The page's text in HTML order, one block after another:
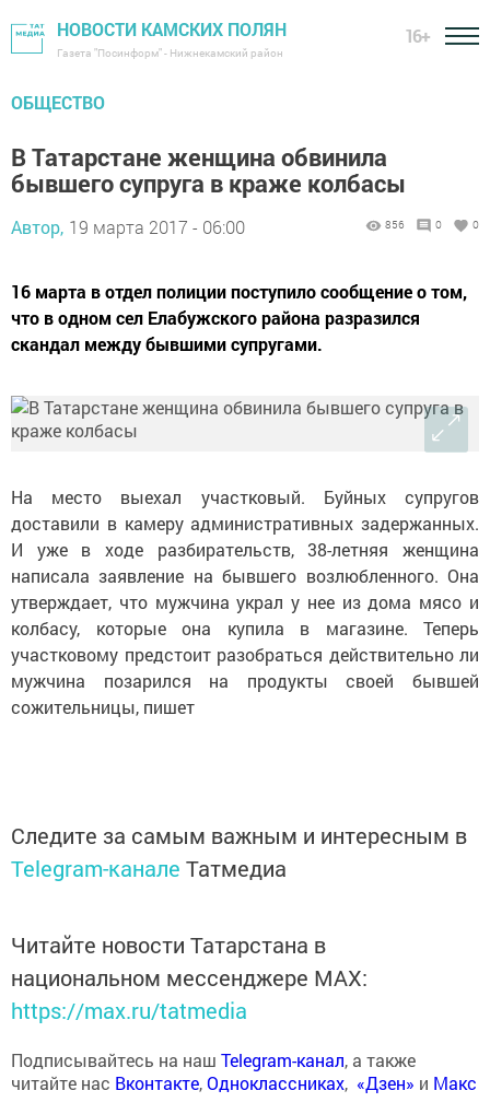
НОВОСТИ КАМСКИХ ПОЛЯН
Газета "Посинформ" - Нижнекамский район
16+
ОБЩЕСТВО
В Татарстане женщина обвинила
бывшего супруга в краже колбасы
Автор, 19 марта 2017 - 06:00 856 0 0
16 марта в отдел полиции поступило сообщение о том,
что в одном сел Елабужского района разразился
скандал между бывшими супругами.
На место выехал участковый. Буйных супругов
доставили в камеру административных задержанных.
И уже в ходе разбирательств, 38-летняя женщина
написала заявление на бывшего возлюбленного. Она
утверждает, что мужчина украл у нее из дома мясо и
колбасу, которые она купила в магазине. Теперь
участковому предстоит разобраться действительно ли
мужчина позарился на продукты своей бывшей
сожительницы, пишет
Следите за самым важным и интересным в
Telegram-канале Татмедиа
Читайте новости Татарстана в
национальном мессенджере MАХ:
https://max.ru/tatmedia
Подписывайтесь на наш Telegram-канал, а также
читайте нас Вконтакте,Одноклассниках, «Дзен» и Макс